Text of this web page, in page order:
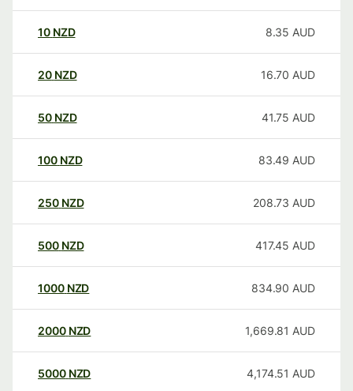
10 NZD 8.35 AUD
20 NZD 16.70 AUD
50 NZD 41.75 AUD
100 NZD 83.49 AUD
250 NZD 208.73 AUD
500 NZD 417.45 AUD
1000 NZD 834.90 AUD
2000 NZD 1,669.81 AUD
5000 NZD 4,174.51 AUD